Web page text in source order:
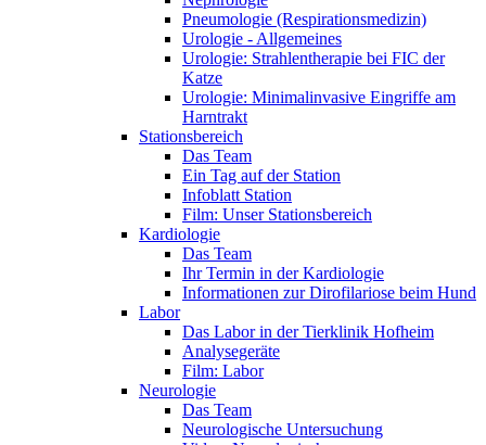
Pneumologie (Respirationsmedizin)
Urologie - Allgemeines
Urologie: Strahlentherapie bei FIC der
Katze
Urologie: Minimalinvasive Eingriffe am
Harntrakt
Stationsbereich
Das Team
Ein Tag auf der Station
Infoblatt Station
Film: Unser Stationsbereich
Kardiologie
Das Team
Ihr Termin in der Kardiologie
Informationen zur Dirofilariose beim Hund
Labor
Das Labor in der Tierklinik Hofheim
Analysegeräte
Film: Labor
Neurologie
Das Team
Neurologische Untersuchung